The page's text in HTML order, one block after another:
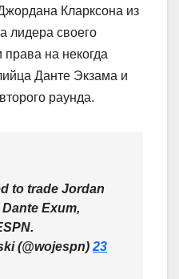
Кларксона из
лидера своего
права на некогда
Данте Экзама и
раунда.
to trade Jordan
Exum,
(@wojespn) 23